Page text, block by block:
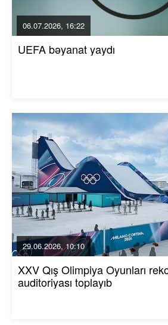
06.07.2026, 16:22
UEFA bəyanat yaydı
29.06.2026, 10:10
XXV Qış Olimpiya Oyunları
auditoriyası toplayıb